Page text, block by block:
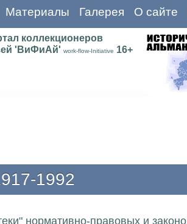
Материалы Галерея О сайте
коллекционеров
'ВиФиАй' work-flow-Initiative 16+
1992
нормативно-правовых и